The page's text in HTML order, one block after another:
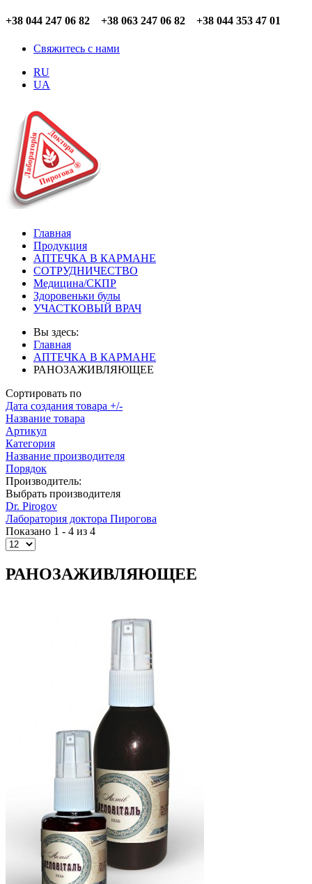
+38 044 247 06 82 +38 063 247 06 82 +38 044 353 47 01
Свяжитесь с нами
RU
UA
Главная
Продукция
АПТЕЧКА В КАРМАНЕ
СОТРУДНИЧЕСТВО
Медицина/СКПР
Здоровеньки булы
УЧАСТКОВЫЙ ВРАЧ
Вы здесь:
Главная
АПТЕЧКА В КАРМАНЕ
РАНОЗАЖИВЛЯЮЩЕЕ
Сортировать по
Дата создания товара +/-
Название товара
Артикул
Категория
Название производителя
Порядок
Производитель:
Выбрать производителя
Dr. Pirogov
Лаборатория доктора Пирогова
Показано 1 - 4 из 4
РАНОЗАЖИВЛЯЮЩЕЕ